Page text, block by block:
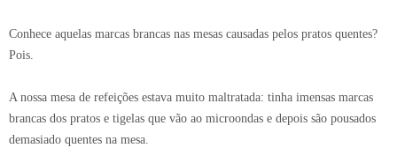
Conhece aquelas marcas brancas nas mesas causadas pelos pratos quentes?
Pois.
A nossa mesa de refeições estava muito maltratada: tinha imensas marcas
brancas dos pratos e tigelas que vão ao microondas e depois são pousados
demasiado quentes na mesa.